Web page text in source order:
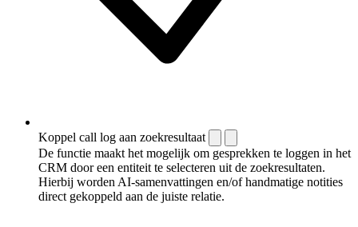
Koppel call log aan zoekresultaat
De functie maakt het mogelijk om gesprekken te loggen in het
CRM door een entiteit te selecteren uit de zoekresultaten.
Hierbij worden AI-samenvattingen en/of handmatige notities
direct gekoppeld aan de juiste relatie.